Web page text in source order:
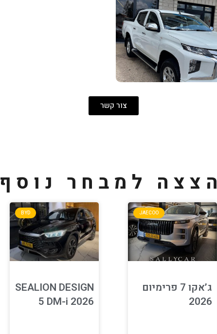
צור קשר
הצצה למבחר נוסף
JAECOO
ג’אקו 7 פרימיום
2026
BYD
SEALION DESIGN
5 DM-i 2026